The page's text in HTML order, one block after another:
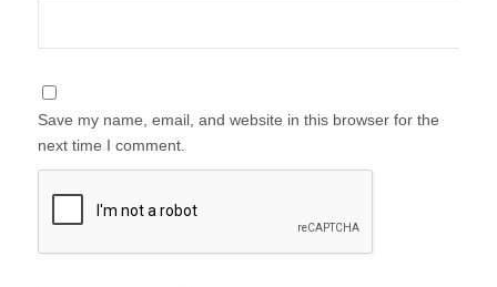
Save my name, email, and website in this browser for the
next time I comment.